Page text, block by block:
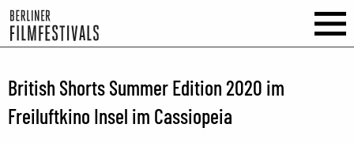
British Shorts Summer Edition 2020 im
Freiluftkino Insel im Cassiopeia